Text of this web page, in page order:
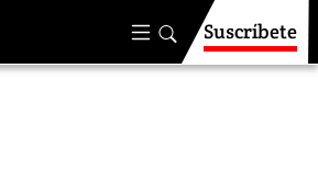
Suscríbete